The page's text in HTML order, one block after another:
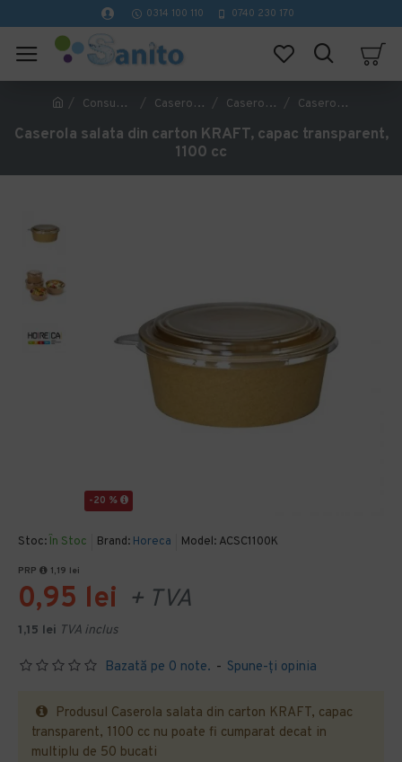
0314 100 110 0740 230 170
Consumabile Catering Caserole si cutii catering Caserole si cutii carton Caserola salata din carton KRAFT, capac transparent, 1100 cc
Caserola salata din carton KRAFT, capac transparent,
1100 cc
-20 %
Stoc: În Stoc Brand: Horeca Model: ACSC1100K
Bazată pe 0 note. - Spune-ţi opinia
PRP 1,19 lei
0,95 lei + TVA
1,15 lei TVA inclus
Produsul Caserola salata din carton KRAFT, capac
transparent, 1100 cc nu poate fi cumparat decat in
multiplu de 50 bucati